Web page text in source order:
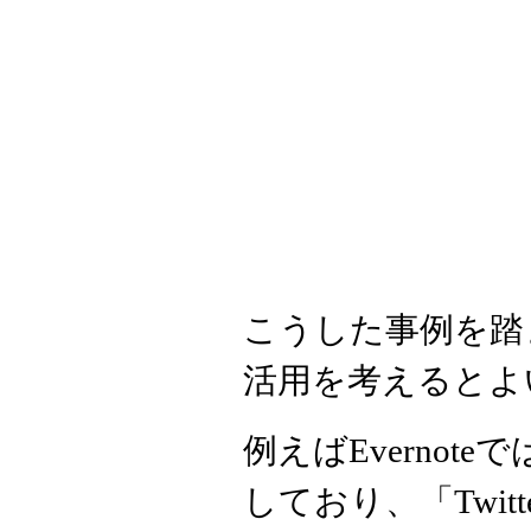
こうした事例を
活用を考えると
例えばEvernote
しており、「